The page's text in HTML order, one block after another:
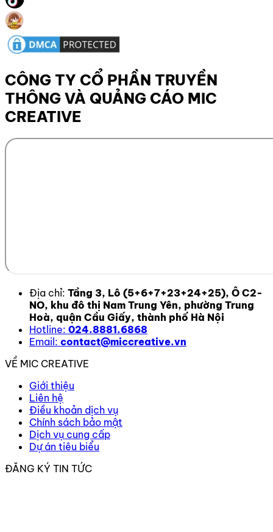
CÔNG TY CỔ PHẦN TRUYỀN
THÔNG VÀ QUẢNG CÁO MIC
CREATIVE
Địa chỉ: Tầng 3, Lô (5+6+7+23+24+25), Ô C2-
NO, khu đô thị Nam Trung Yên, phường Trung
Hoà, quận Cầu Giấy, thành phố Hà Nội
Hotline: 024.8881.6868
Email: contact@miccreative.vn
VỀ MIC CREATIVE
Giới thiệu
Liên hệ
Điều khoản dịch vụ
Chính sách bảo mật
Dịch vụ cung cấp
Dự án tiêu biểu
ĐĂNG KÝ TIN TỨC